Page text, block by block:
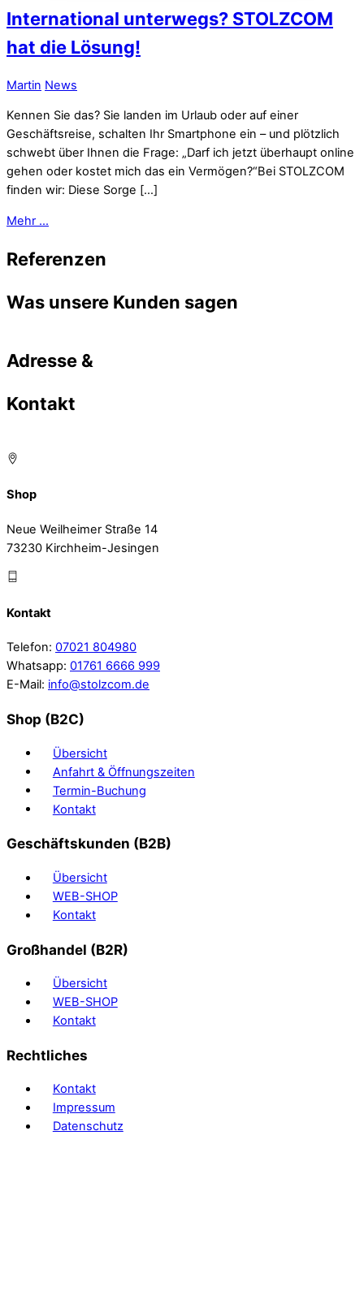
International unterwegs? STOLZCOM
hat die Lösung!
Martin News
Kennen Sie das? Sie landen im Urlaub oder auf einer
Geschäftsreise, schalten Ihr Smartphone ein – und plötzlich
schwebt über Ihnen die Frage: „Darf ich jetzt überhaupt online
gehen oder kostet mich das ein Vermögen?“Bei STOLZCOM
finden wir: Diese Sorge […]
Mehr ...
Referenzen
Was unsere Kunden sagen
Adresse &
Kontakt
Shop
Neue Weilheimer Straße 14
73230 Kirchheim-Jesingen
Kontakt
Telefon: 07021 804980
Whatsapp: 01761 6666 999
E-Mail: info@stolzcom.de
Shop (B2C)
Übersicht
Anfahrt & Öffnungszeiten
Termin-Buchung
Kontakt
Geschäftskunden (B2B)
Übersicht
WEB-SHOP
Kontakt
Großhandel (B2R)
Übersicht
WEB-SHOP
Kontakt
Rechtliches
Kontakt
Impressum
Datenschutz